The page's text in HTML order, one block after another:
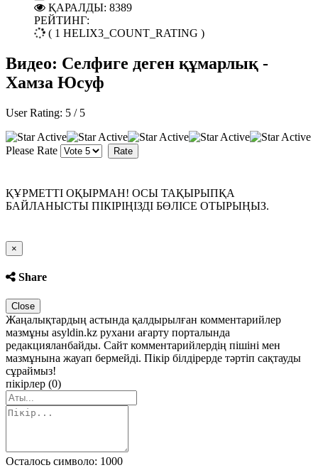
ҚАРАЛДЫ: 8389
РЕЙТИНГ:
( 1 HELIX3_COUNT_RATING )
Видео: Селфиге деген құмарлық -
Хамза Юсуф
User Rating: 5 / 5
Please Rate
ҚҰРМЕТТІ ОҚЫРМАН! ОСЫ ТАҚЫРЫПҚА
БАЙЛАНЫСТЫ ПІКІРІҢІЗДІ БӨЛІСЕ ОТЫРЫҢЫЗ.
×
Share
Close
Жаңалықтардың астында қалдырылған комментарийлер
мазмұны asyldin.kz рухани ағарту порталында
редакцияланбайды. Сайт комментарийлердің пішіні мен
мазмұнына жауап бермейді. Пікір білдірерде тәртіп сақтауды
сұраймыз!
пікірлер (0)
Осталось символо: 1000